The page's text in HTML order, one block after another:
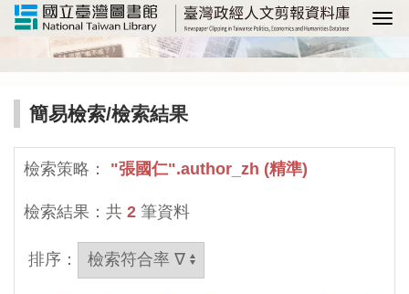
選
簡易檢索/檢索結果
檢索策略： "張國仁".author_zh (精準)
檢索結果：共 2 筆資料
排序：